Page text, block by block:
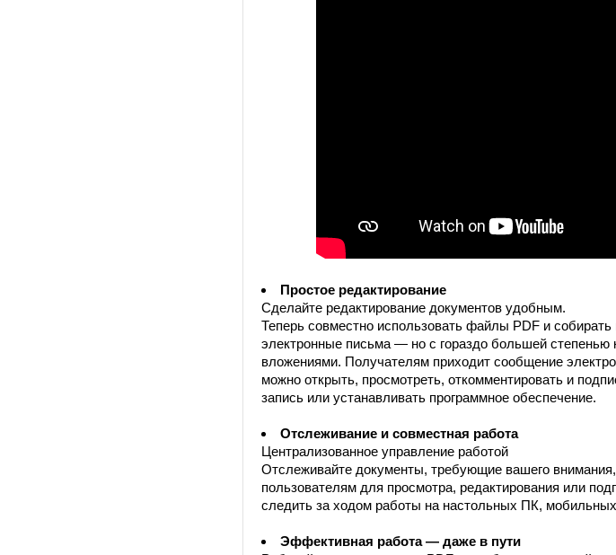
Простое редактирование
Сделайте редактирование документов удобным.
Теперь совместно использовать файлы PDF и собирать
электронные письма — но с гораздо большей степенью
вложениями. Получателям приходит сообщение
можно открыть, просмотреть, откомментировать и
запись или устанавливать программное обеспечение.
Отслеживание и совместная работа
Централизованное управление работой
Отслеживайте документы, требующие вашего
пользователям для просмотра, редактирования или
следить за ходом работы на настольных ПК,
Эффективная работа — даже в пути